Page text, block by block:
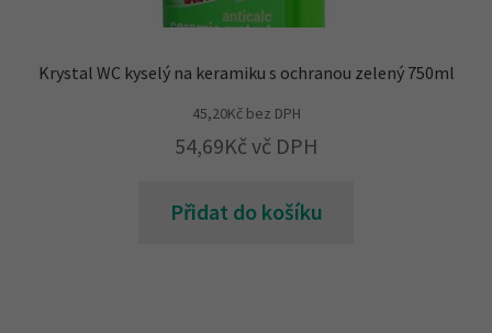
Krystal WC kyselý na keramiku s ochranou zelený 750ml
45,20Kčbez DPH
54,69Kč vč DPH
Přidat do košíku